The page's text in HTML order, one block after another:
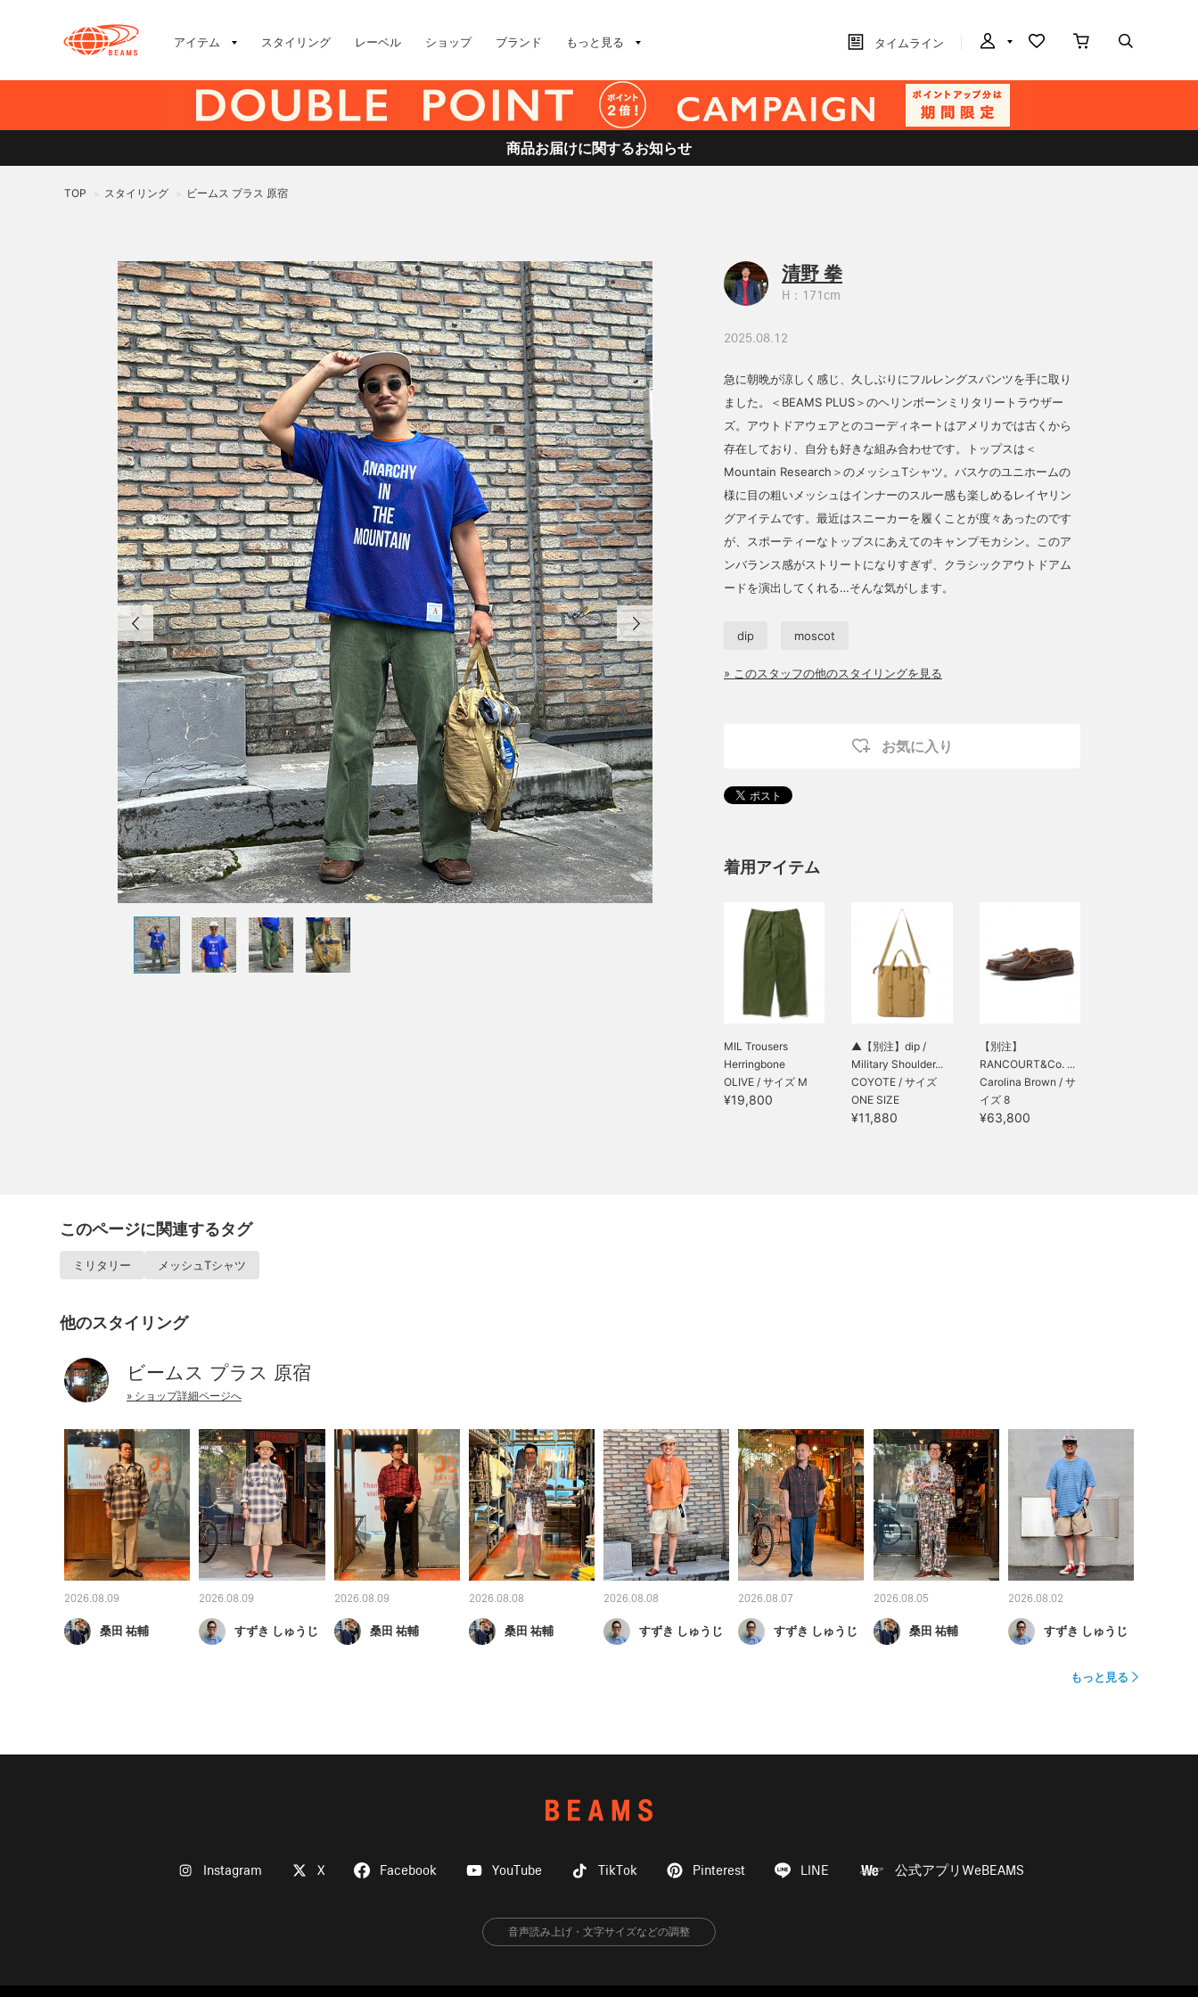
アイテム スタイリング レーベル ショップ ブランド もっと見る タイムライン
商品お届けに関するお知らせ
TOP > スタイリング > ビームス プラス 原宿
清野 拳
H：171cm
2025.08.12
急に朝晩が涼しく感じ、久しぶりにフルレングスパンツを手に取り
ました。＜BEAMS PLUS＞のヘリンボーンミリタリートラウザー
ズ。アウトドアウェアとのコーディネートはアメリカでは古くから
存在しており、自分も好きな組み合わせです。トップスは＜
Mountain Research＞のメッシュTシャツ。バスケのユニホームの
様に目の粗いメッシュはインナーのスルー感も楽しめるレイヤリン
グアイテムです。最近はスニーカーを履くことが度々あったのです
が、スポーティーなトップスにあえてのキャンプモカシン。このア
ンバランス感がストリートになりすぎず、クラシックアウトドアム
ードを演出してくれる…そんな気がします。
dip moscot
» このスタッフの他のスタイリングを見る
お気に入り
着用アイテム
MIL Trousers
Herringbone
OLIVE / サイズ M
¥19,800
▲【別注】dip /
Military Shoulder...
COYOTE / サイズ
ONE SIZE
¥11,880
【別注】
RANCOURT&Co. ...
Carolina Brown / サ
イズ 8
¥63,800
このページに関連するタグ
ミリタリー メッシュTシャツ
他のスタイリング
ビームス プラス 原宿
» ショップ詳細ページへ
2026.08.09
桑田 祐輔
2026.08.09
すずき しゅうじ
2026.08.09
桑田 祐輔
2026.08.08
桑田 祐輔
2026.08.08
すずき しゅうじ
2026.08.07
すずき しゅうじ
2026.08.05
桑田 祐輔
2026.08.02
すずき しゅうじ
もっと見る
Instagram X Facebook YouTube TikTok Pinterest LINE 公式アプリWeBEAMS
音声読み上げ・文字サイズなどの調整